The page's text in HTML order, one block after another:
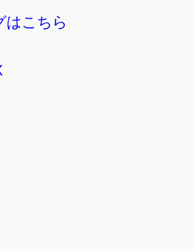
こちら